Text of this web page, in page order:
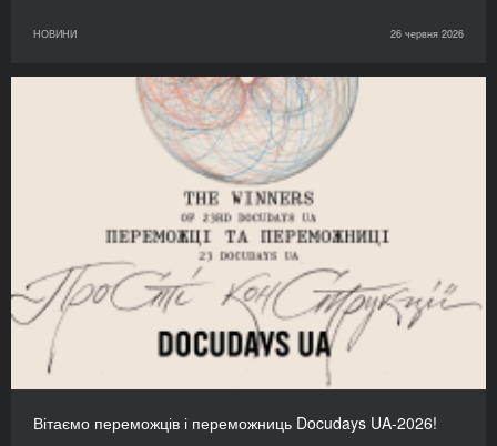
НОВИНИ 26 червня 2026
Вітаємо переможців і переможниць Docudays UA-2026!